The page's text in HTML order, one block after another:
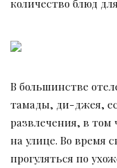
количество блюд
В большинстве
тамады, ди-джея,
развлечения, в
на улице. Во время
прогуляться по